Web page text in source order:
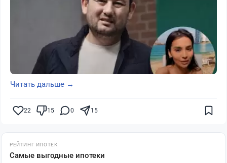
Читать дальше →
22 15 0 15
РЕЙТИНГ ИПОТЕК
Самые выгодные ипотеки